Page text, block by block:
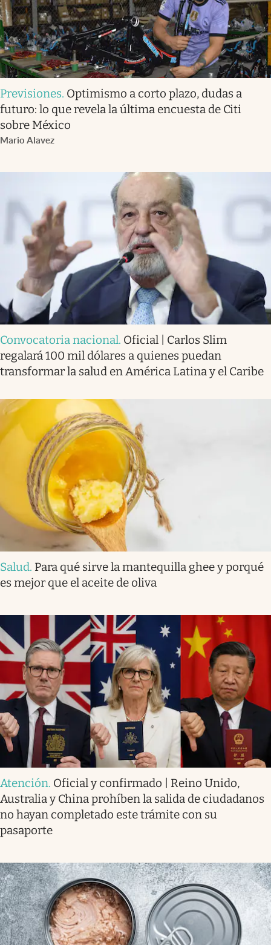
Previsiones. Optimismo a corto plazo, dudas a
futuro: lo que revela la última encuesta de Citi
sobre México
Mario Alavez
Convocatoria nacional. Oficial | Carlos Slim
regalará 100 mil dólares a quienes puedan
transformar la salud en América Latina y el Caribe
Salud. Para qué sirve la mantequilla ghee y porqué
es mejor que el aceite de oliva
Atención. Oficial y confirmado | Reino Unido,
Australia y China prohíben la salida de ciudadanos
no hayan completado este trámite con su
pasaporte